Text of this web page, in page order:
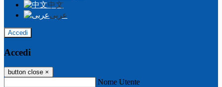
中文
عربى
Accedi
Accedi
button close ×
Nome Utente